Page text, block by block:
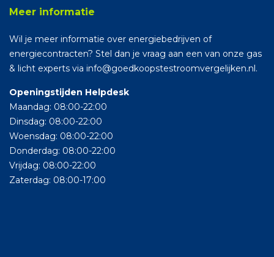
Meer informatie
Wil je meer informatie over energiebedrijven of
energiecontracten? Stel dan je vraag aan een van onze gas
& licht experts via info@goedkoopstestroomvergelijken.nl.
Openingstijden Helpdesk
Maandag: 08:00-22:00
Dinsdag: 08:00-22:00
Woensdag: 08:00-22:00
Donderdag: 08:00-22:00
Vrijdag: 08:00-22:00
Zaterdag: 08:00-17:00